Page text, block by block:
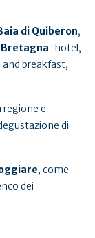
di Quiberon,
Bretagna : hotel,
and breakfast,
regione e
di
, come
dei